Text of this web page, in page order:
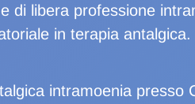
di libera professione
in terapia antalgica.
intramoenia presso